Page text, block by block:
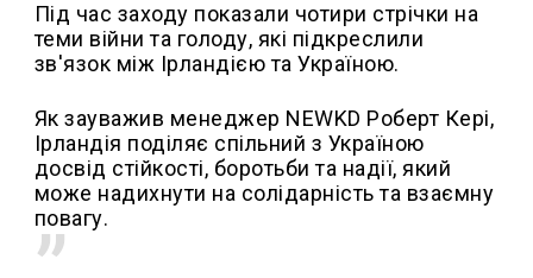
Під час заходу показали чотири стрічки на
теми війни та голоду, які підкреслили
зв'язок між Ірландією та Україною.
Як зауважив менеджер NEWKD Роберт Кері,
Ірландія поділяє спільний з Україною
досвід стійкості, боротьби та надії, який
може надихнути на солідарність та взаємну
повагу.